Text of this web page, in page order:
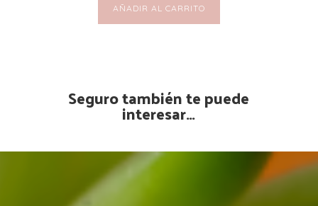
AÑADIR AL CARRITO
Seguro también te puede
interesar…